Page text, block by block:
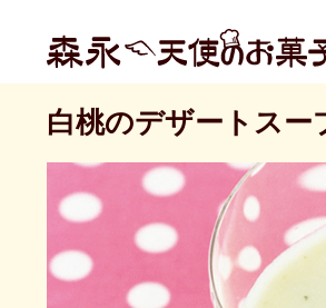
白桃のデザートスー